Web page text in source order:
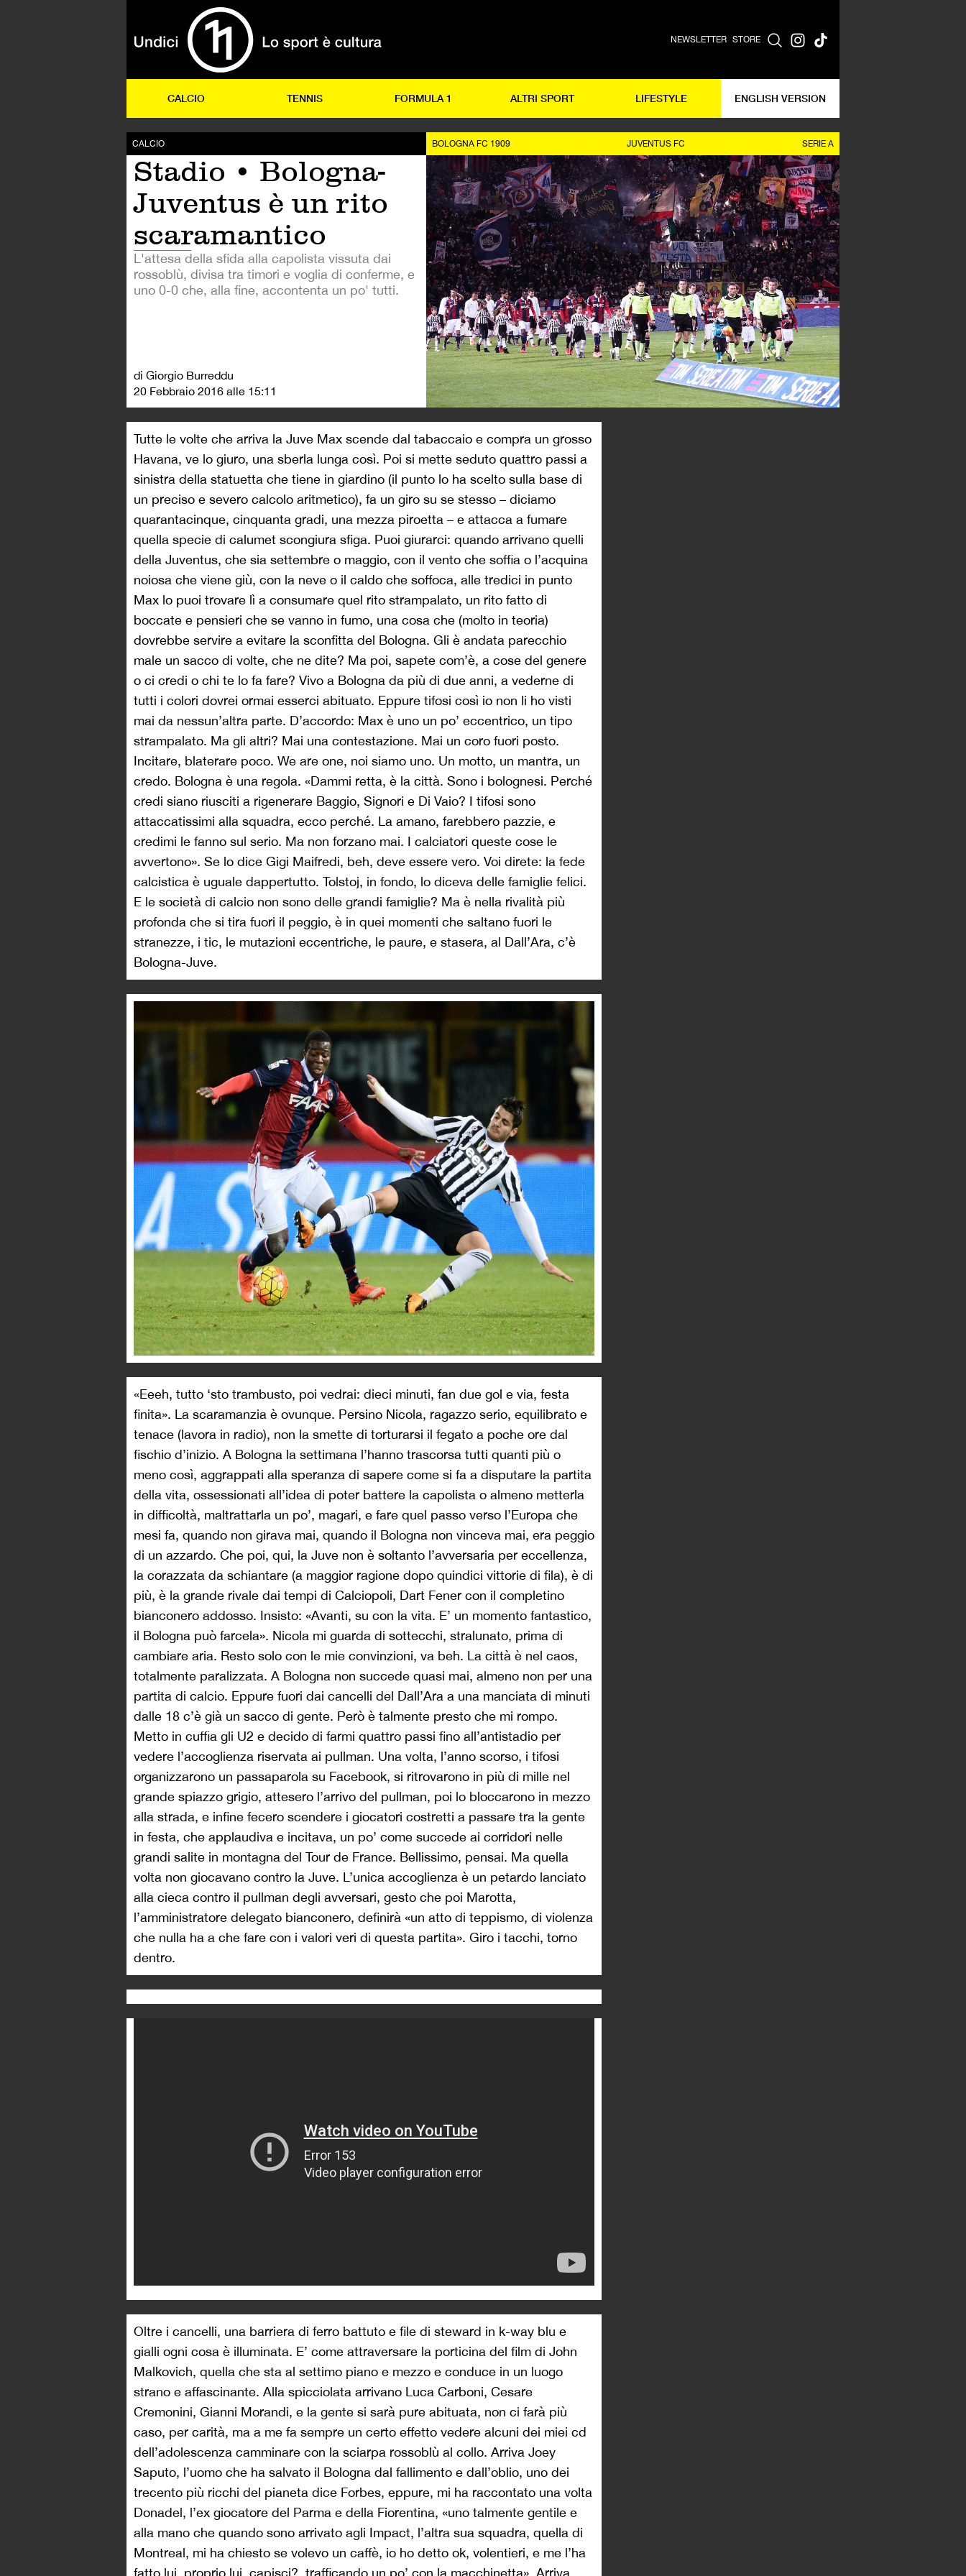
NEWSLETTER STORE
CALCIO TENNIS FORMULA 1 ALTRI SPORT LIFESTYLE ENGLISH VERSION
CALCIO
Stadio • Bologna-
Juventus è un rito
scaramantico
L'attesa della sfida alla capolista vissuta dai
rossoblù, divisa tra timori e voglia di conferme, e
uno 0-0 che, alla fine, accontenta un po' tutti.
di Giorgio Burreddu
20 Febbraio 2016 alle 15:11
BOLOGNA FC 1909 JUVENTUS FC SERIE A
Tutte le volte che arriva la Juve Max scende dal tabaccaio e compra un grosso
Havana, ve lo giuro, una sberla lunga così. Poi si mette seduto quattro passi a
sinistra della statuetta che tiene in giardino (il punto lo ha scelto sulla base di
un preciso e severo calcolo aritmetico), fa un giro su se stesso – diciamo
quarantacinque, cinquanta gradi, una mezza piroetta – e attacca a fumare
quella specie di calumet scongiura sfiga. Puoi giurarci: quando arrivano quelli
della Juventus, che sia settembre o maggio, con il vento che soffia o l’acquina
noiosa che viene giù, con la neve o il caldo che soffoca, alle tredici in punto
Max lo puoi trovare lì a consumare quel rito strampalato, un rito fatto di
boccate e pensieri che se vanno in fumo, una cosa che (molto in teoria)
dovrebbe servire a evitare la sconfitta del Bologna. Gli è andata parecchio
male un sacco di volte, che ne dite? Ma poi, sapete com’è, a cose del genere
o ci credi o chi te lo fa fare? Vivo a Bologna da più di due anni, a vederne di
tutti i colori dovrei ormai esserci abituato. Eppure tifosi così io non li ho visti
mai da nessun’altra parte. D’accordo: Max è uno un po’ eccentrico, un tipo
strampalato. Ma gli altri? Mai una contestazione. Mai un coro fuori posto.
Incitare, blaterare poco. We are one, noi siamo uno. Un motto, un mantra, un
credo. Bologna è una regola. «Dammi retta, è la città. Sono i bolognesi. Perché
credi siano riusciti a rigenerare Baggio, Signori e Di Vaio? I tifosi sono
attaccatissimi alla squadra, ecco perché. La amano, farebbero pazzie, e
credimi le fanno sul serio. Ma non forzano mai. I calciatori queste cose le
avvertono». Se lo dice Gigi Maifredi, beh, deve essere vero. Voi direte: la fede
calcistica è uguale dappertutto. Tolstoj, in fondo, lo diceva delle famiglie felici.
E le società di calcio non sono delle grandi famiglie? Ma è nella rivalità più
profonda che si tira fuori il peggio, è in quei momenti che saltano fuori le
stranezze, i tic, le mutazioni eccentriche, le paure, e stasera, al Dall’Ara, c’è
Bologna-Juve.
«Eeeh, tutto ‘sto trambusto, poi vedrai: dieci minuti, fan due gol e via, festa
finita». La scaramanzia è ovunque. Persino Nicola, ragazzo serio, equilibrato e
tenace (lavora in radio), non la smette di torturarsi il fegato a poche ore dal
fischio d’inizio. A Bologna la settimana l’hanno trascorsa tutti quanti più o
meno così, aggrappati alla speranza di sapere come si fa a disputare la partita
della vita, ossessionati all’idea di poter battere la capolista o almeno metterla
in difficoltà, maltrattarla un po’, magari, e fare quel passo verso l’Europa che
mesi fa, quando non girava mai, quando il Bologna non vinceva mai, era peggio
di un azzardo. Che poi, qui, la Juve non è soltanto l’avversaria per eccellenza,
la corazzata da schiantare (a maggior ragione dopo quindici vittorie di fila), è di
più, è la grande rivale dai tempi di Calciopoli, Dart Fener con il completino
bianconero addosso. Insisto: «Avanti, su con la vita. E’ un momento fantastico,
il Bologna può farcela». Nicola mi guarda di sottecchi, stralunato, prima di
cambiare aria. Resto solo con le mie convinzioni, va beh. La città è nel caos,
totalmente paralizzata. A Bologna non succede quasi mai, almeno non per una
partita di calcio. Eppure fuori dai cancelli del Dall’Ara a una manciata di minuti
dalle 18 c’è già un sacco di gente. Però è talmente presto che mi rompo.
Metto in cuffia gli U2 e decido di farmi quattro passi fino all’antistadio per
vedere l’accoglienza riservata ai pullman. Una volta, l’anno scorso, i tifosi
organizzarono un passaparola su Facebook, si ritrovarono in più di mille nel
grande spiazzo grigio, attesero l’arrivo del pullman, poi lo bloccarono in mezzo
alla strada, e infine fecero scendere i giocatori costretti a passare tra la gente
in festa, che applaudiva e incitava, un po’ come succede ai corridori nelle
grandi salite in montagna del Tour de France. Bellissimo, pensai. Ma quella
volta non giocavano contro la Juve. L’unica accoglienza è un petardo lanciato
alla cieca contro il pullman degli avversari, gesto che poi Marotta,
l’amministratore delegato bianconero, definirà «un atto di teppismo, di violenza
che nulla ha a che fare con i valori veri di questa partita». Giro i tacchi, torno
dentro.
Oltre i cancelli, una barriera di ferro battuto e file di steward in k-way blu e
gialli ogni cosa è illuminata. E’ come attraversare la porticina del film di John
Malkovich, quella che sta al settimo piano e mezzo e conduce in un luogo
strano e affascinante. Alla spicciolata arrivano Luca Carboni, Cesare
Cremonini, Gianni Morandi, e la gente si sarà pure abituata, non ci farà più
caso, per carità, ma a me fa sempre un certo effetto vedere alcuni dei miei cd
dell’adolescenza camminare con la sciarpa rossoblù al collo. Arriva Joey
Saputo, l’uomo che ha salvato il Bologna dal fallimento e dall’oblio, uno dei
trecento più ricchi del pianeta dice Forbes, eppure, mi ha raccontato una volta
Donadel, l’ex giocatore del Parma e della Fiorentina, «uno talmente gentile e
alla mano che quando sono arrivato agli Impact, l’altra sua squadra, quella di
Montreal, mi ha chiesto se volevo un caffè, io ho detto ok, volentieri, e me l’ha
fatto lui, proprio lui, capisci?, trafficando un po’ con la macchinetta». Arriva